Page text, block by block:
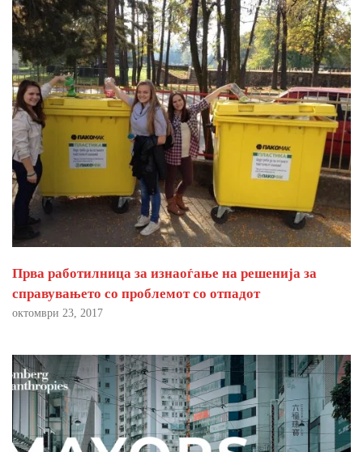
Прва работилница за изнаоѓање на решенија за
справувањето со проблемот со отпадот
октомври 23, 2017